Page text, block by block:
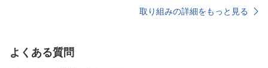
取り組みの詳細をもっと見る
よくある質問